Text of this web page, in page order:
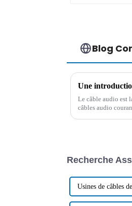
Blog
Une
Le câble audio est
câbles audio
Recherche
Usines de câbles